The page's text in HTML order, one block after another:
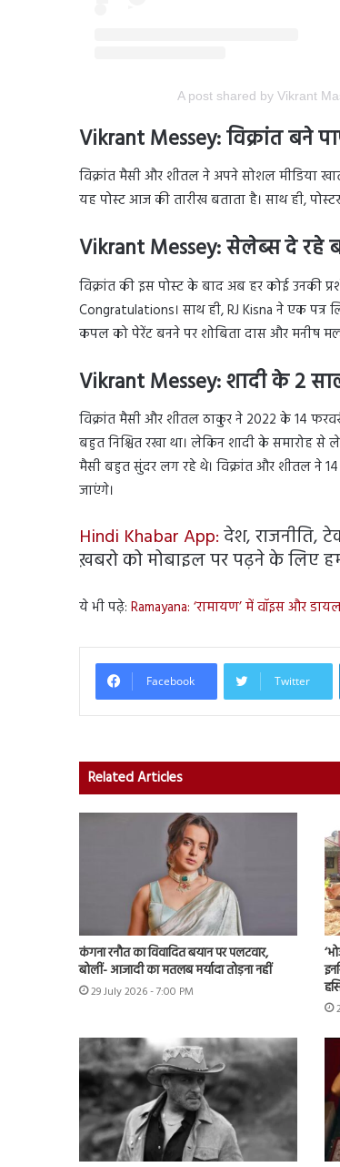
A post shared by Vikrant
Vikrant Messey: विक्रांत बने
विक्रांत मैसी और शीतल ने अपने सोशल मीडिया
यह पोस्ट आज की तारीख बताता है। साथ ही,
Vikrant Messey: सेलेब्स दे रहे
विक्रांत की इस पोस्ट के बाद अब हर कोई उनकी
Congratulations। साथ ही, RJ Kisna ने एक पत्र
कपल को पेरेंट बनने पर शोबिता दास और मनीष
Vikrant Messey: शादी के 2
विक्रांत मैसी और शीतल ठाकुर ने 2022 के 14
बहुत निश्चित रखा था। लेकिन शादी के समारोह से
मैसी बहुत सुंदर लग रहे थे। विक्रांत और शीतल ने
जाएंगे।
Hindi Khabar App:देश, राजनीति,
ख़बरो को मोबाइल पर पढ़ने के लिए
ये भी पढ़े: Ramayana: ‘रामायण’ में वॉइस और
Facebook Twitter
Related Articles
कंगना रनौत का विवादित बयान पर पलटवार,
बोलीं- आजादी का मतलब मर्यादा तोड़ना नहीं
29 July 2026 - 7:00 PM